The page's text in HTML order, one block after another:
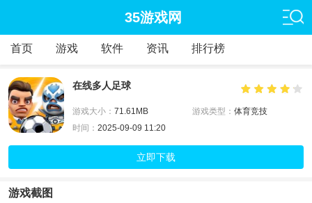
35游戏网
首页 游戏 软件 资讯 排行榜
在线多人足球
游戏大小： 71.61MB 游戏类型： 体育竞技
时间： 2025-09-09 11:20
立即下载
游戏截图